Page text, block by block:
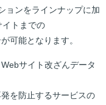
ョンをラインナップに加
イトまでの
可能となります。
サイト改ざんデータ
を防止するサービスの